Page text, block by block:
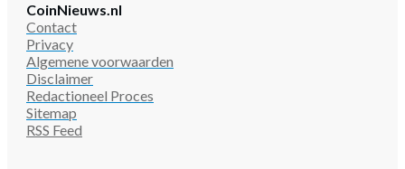
CoinNieuws.nl
Contact
Privacy
Algemene voorwaarden
Disclaimer
Redactioneel Proces
Sitemap
RSS Feed